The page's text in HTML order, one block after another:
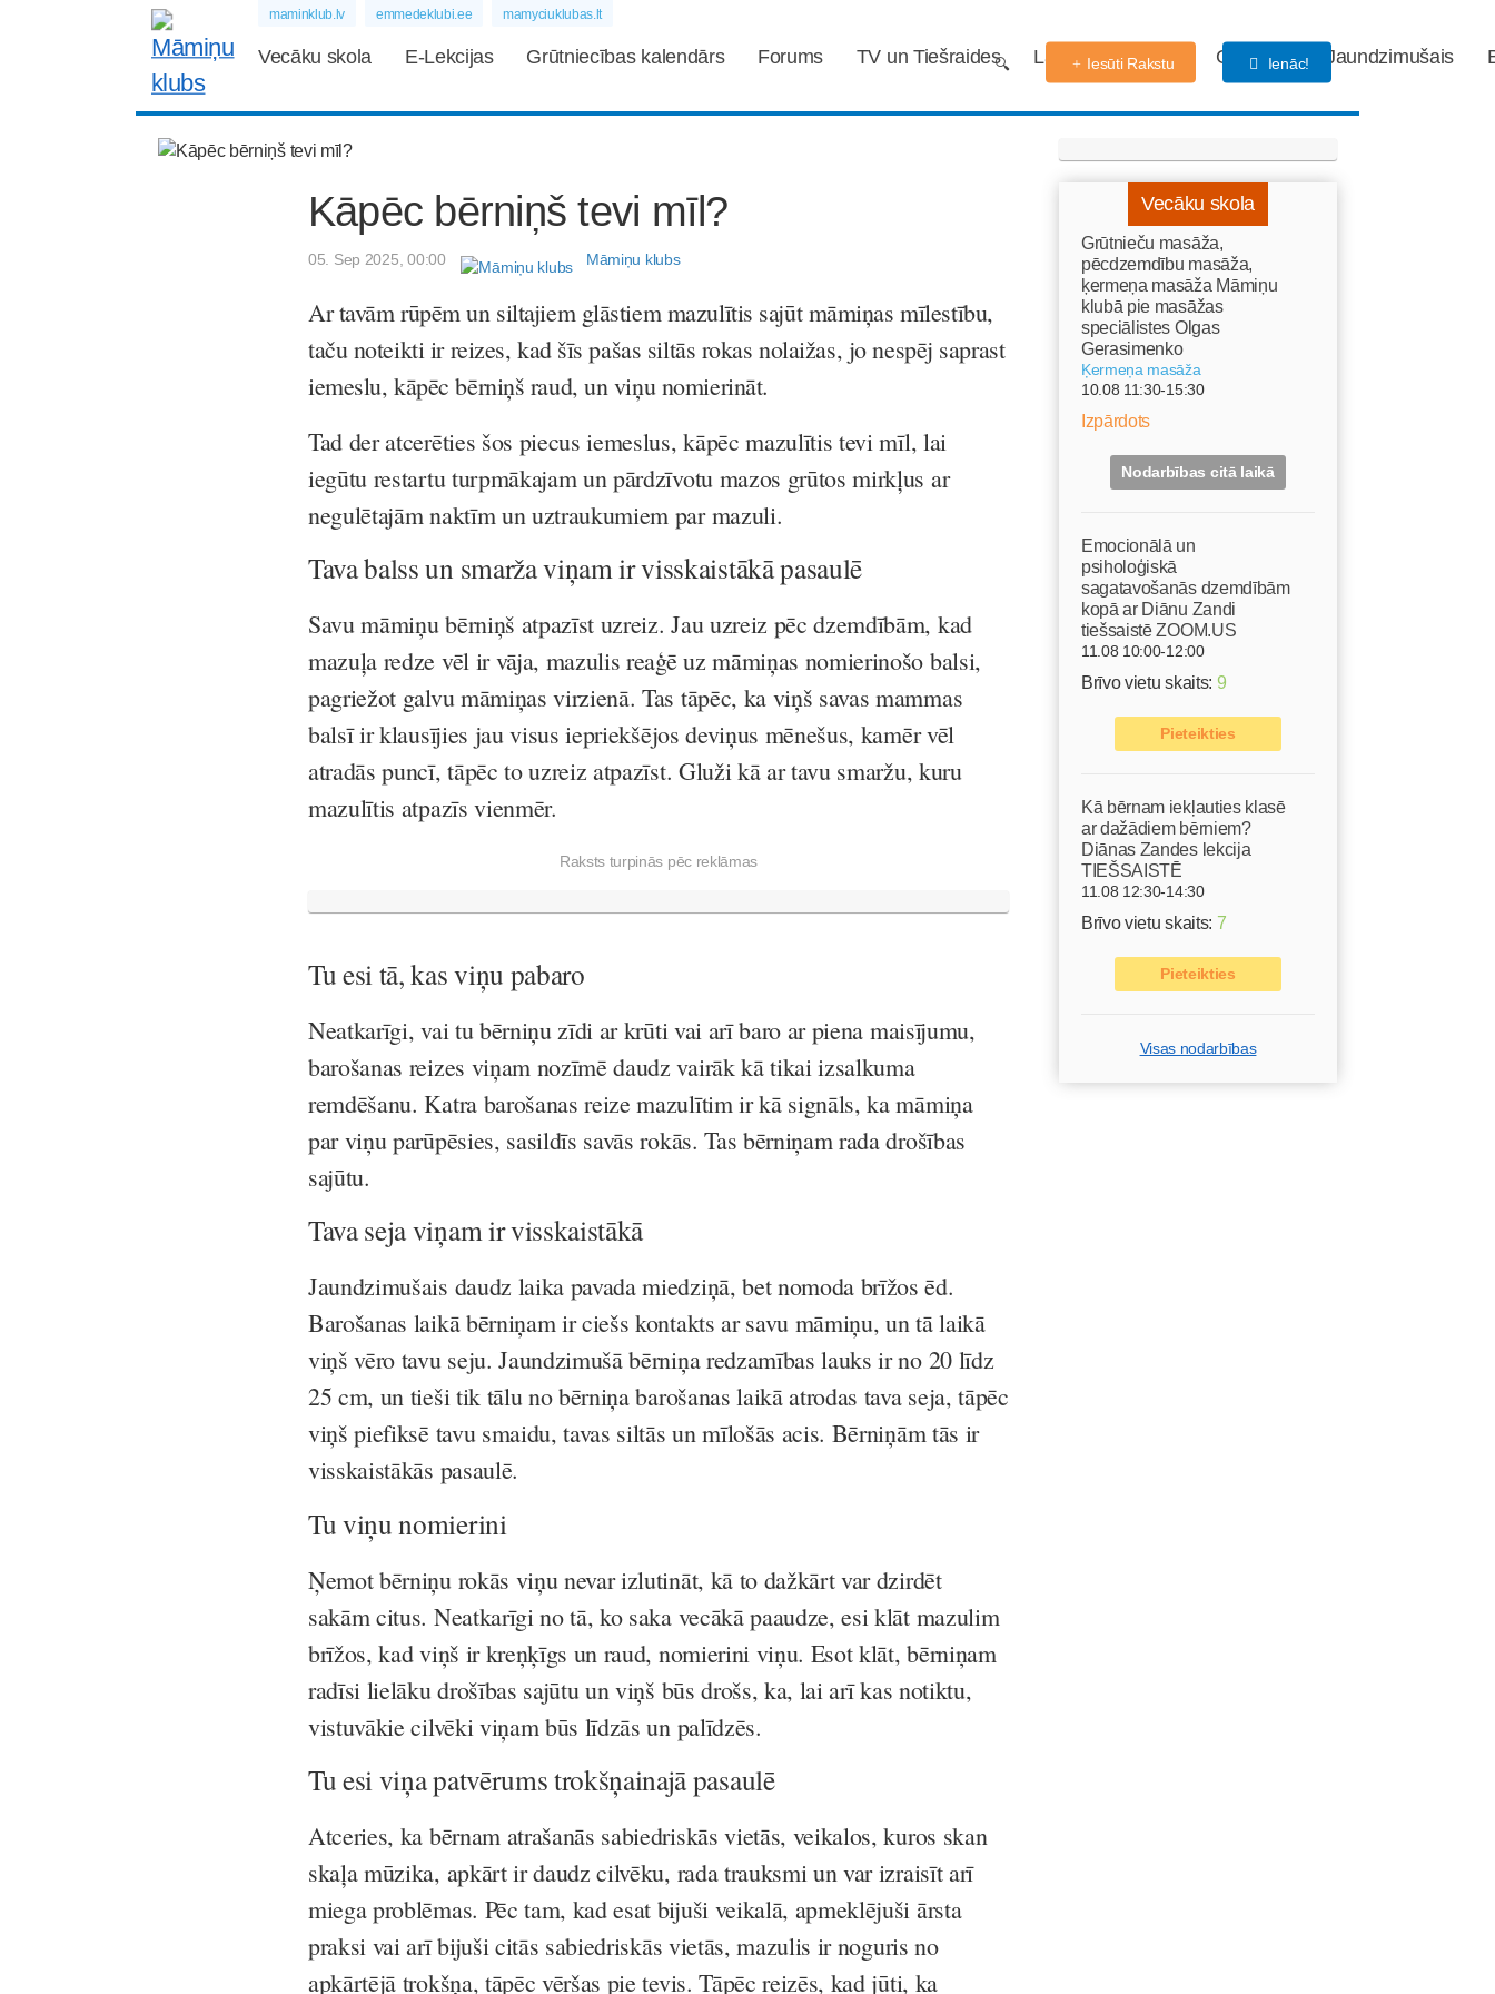
maminklub.lv emmedeklubi.ee mamyciuklubas.lt
Vecāku skola E-Lekcijas Grūtniecības kalendārs Forums TV un Tiešraides Labdarības fonds Gaidības Jaundzimušais
Iesūti Rakstu Ienāc!
Kāpēc bērniņš tevi mīl?
05. Sep 2025, 00:00 Māmiņu klubs
Ar tavām rūpēm un siltajiem glāstiem mazulītis sajūt māmiņas mīlestību,
taču noteikti ir reizes, kad šīs pašas siltās rokas nolaižas, jo nespēj saprast
iemeslu, kāpēc bērniņš raud, un viņu nomierināt.
Tad der atcerēties šos piecus iemeslus, kāpēc mazulītis tevi mīl, lai
iegūtu restartu turpmākajam un pārdzīvotu mazos grūtos mirkļus ar
negulētajām naktīm un uztraukumiem par mazuli.
Tava balss un smarža viņam ir visskaistākā pasaulē
Savu māmiņu bērniņš atpazīst uzreiz. Jau uzreiz pēc dzemdībām, kad
mazuļa redze vēl ir vāja, mazulis reaģē uz māmiņas nomierinošo balsi,
pagriežot galvu māmiņas virzienā. Tas tāpēc, ka viņš savas mammas
balsī ir klausījies jau visus iepriekšējos deviņus mēnešus, kamēr vēl
atradās puncī, tāpēc to uzreiz atpazīst. Gluži kā ar tavu smaržu, kuru
mazulītis atpazīs vienmēr.
Raksts turpinās pēc reklāmas
Tu esi tā, kas viņu pabaro
Neatkarīgi, vai tu bērniņu zīdi ar krūti vai arī baro ar piena maisījumu,
barošanas reizes viņam nozīmē daudz vairāk kā tikai izsalkuma
remdēšanu. Katra barošanas reize mazulītim ir kā signāls, ka māmiņa
par viņu parūpēsies, sasildīs savās rokās. Tas bērniņam rada drošības
sajūtu.
Tava seja viņam ir visskaistākā
Jaundzimušais daudz laika pavada miedziņā, bet nomoda brīžos ēd.
Barošanas laikā bērniņam ir ciešs kontakts ar savu māmiņu, un tā laikā
viņš vēro tavu seju. Jaundzimušā bērniņa redzamības lauks ir no 20 līdz
25 cm, un tieši tik tālu no bērniņa barošanas laikā atrodas tava seja, tāpēc
viņš piefiksē tavu smaidu, tavas siltās un mīlošās acis. Bērniņām tās ir
visskaistākās pasaulē.
Tu viņu nomierini
Ņemot bērniņu rokās viņu nevar izlutināt, kā to dažkārt var dzirdēt
sakām citus. Neatkarīgi no tā, ko saka vecākā paaudze, esi klāt mazulim
brīžos, kad viņš ir kreņķīgs un raud, nomierini viņu. Esot klāt, bērniņam
radīsi lielāku drošības sajūtu un viņš būs drošs, ka, lai arī kas notiktu,
vistuvākie cilvēki viņam būs līdzās un palīdzēs.
Tu esi viņa patvērums trokšņainajā pasaulē
Atceries, ka bērnam atrašanās sabiedriskās vietās, veikalos, kuros skan
skaļa mūzika, apkārt ir daudz cilvēku, rada trauksmi un var izraisīt arī
miega problēmas. Pēc tam, kad esat bijuši veikalā, apmeklējuši ārsta
praksi vai arī bijuši citās sabiedriskās vietās, mazulis ir noguris no
apkārtējā trokšņa, tāpēc vēršas pie tevis. Tāpēc reizēs, kad jūti, ka
Vecāku skola
Grūtnieču masāža,
pēcdzemdību masāža,
ķermeņa masāža Māmiņu
klubā pie masāžas
speciālistes Olgas
Gerasimenko
Ķermeņa masāža
10.08 11:30-15:30
Izpārdots
Nodarbības citā laikā
Emocionālā un
psiholoģiskā
sagatavošanās dzemdībām
kopā ar Diānu Zandi
tiešsaistē ZOOM.US
11.08 10:00-12:00
Brīvo vietu skaits: 9
Pieteikties
Kā bērnam iekļauties klasē
ar dažādiem bērniem?
Diānas Zandes lekcija
TIEŠSAISTĒ
11.08 12:30-14:30
Brīvo vietu skaits: 7
Pieteikties
Visas nodarbības